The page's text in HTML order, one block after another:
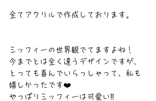
全てアクリルで作成しております。
ミッフィーの世界観でてますよね！
今までとは全く違うデザインですが、
とっても喜んでいらっしゃって、私も
嬉しかったです❤️
やっぱりミッフィーは可愛い‼️